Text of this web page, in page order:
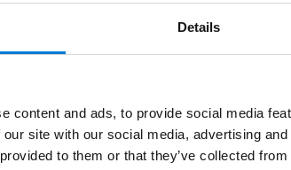
Details
content and ads, to provide social media
site with our social media, advertising
to them or that they’ve collected
jede Anwendung wird ein anderer Typ oder Typ
oder ohne Nadel,
sind. Es gibt verschiedene Arten und Arten,
geschrieben. Es sagt Ihnen, welche
für Ihre spezielle Situation am besten